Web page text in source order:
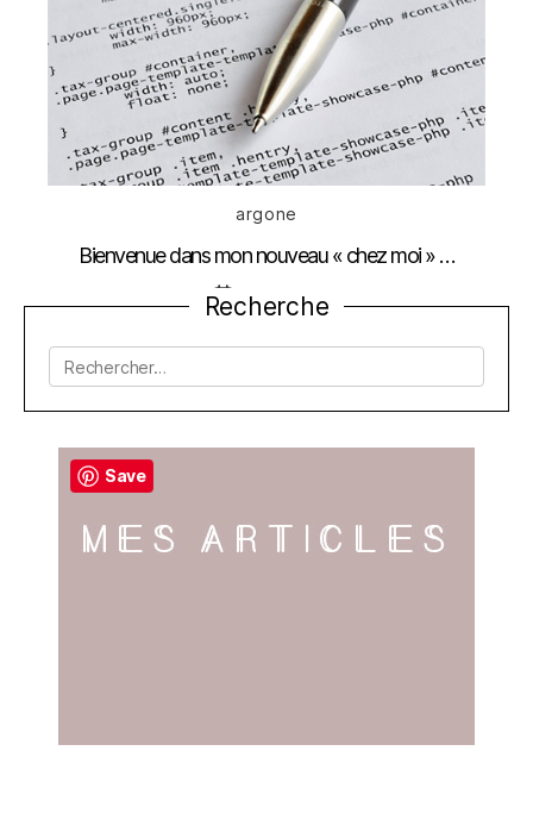
Catégories
argone
Bienvenue dans mon nouveau « chez moi » …
Date
de
14 mai 2012
Recherche
Rechercher :
Save